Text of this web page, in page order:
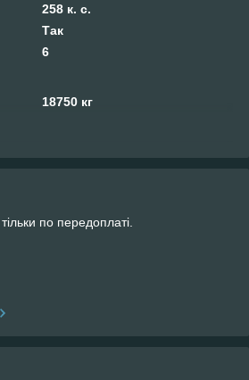
258 к. с.
Так
6
18750 кг
по передоплаті.